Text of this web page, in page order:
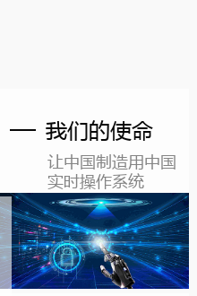
我们的使命
让中国制造用中国
实时操作系统